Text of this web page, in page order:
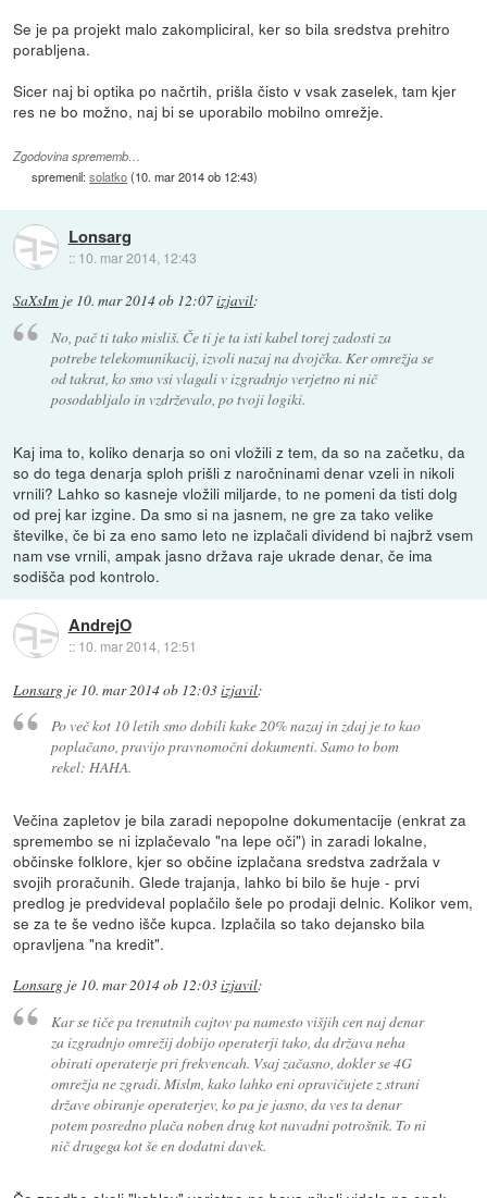
Se je pa projekt malo zakompliciral, ker so bila sredstva prehitro
porabljena.
Sicer naj bi optika po načrtih, prišla čisto v vsak zaselek, tam kjer
res ne bo možno, naj bi se uporabilo mobilno omrežje.
Zgodovina sprememb…
spremenil:solatko(10. mar 2014 ob 12:43)
Lonsarg
:: 10. mar 2014, 12:43
SaXsIm je 10. mar 2014 ob 12:07izjavil:
No, pač ti tako misliš. Če ti je ta isti kabel torej zadosti za
potrebe telekomunikacij, izvoli nazaj na dvojčka. Ker omrežja se
od takrat, ko smo vsi vlagali v izgradnjo verjetno ni nič
posodabljalo in vzdrževalo, po tvoji logiki.
Kaj ima to, koliko denarja so oni vložili z tem, da so na začetku, da
so do tega denarja sploh prišli z naročninami denar vzeli in nikoli
vrnili? Lahko so kasneje vložili miljarde, to ne pomeni da tisti dolg
od prej kar izgine. Da smo si na jasnem, ne gre za tako velike
številke, če bi za eno samo leto ne izplačali dividend bi najbrž vsem
nam vse vrnili, ampak jasno država raje ukrade denar, če ima
sodišča pod kontrolo.
AndrejO
:: 10. mar 2014, 12:51
Lonsarg je 10. mar 2014 ob 12:03izjavil:
Po več kot 10 letih smo dobili kake 20% nazaj in zdaj je to kao
poplačano, pravijo pravnomočni dokumenti. Samo to bom
rekel: HAHA.
Večina zapletov je bila zaradi nepopolne dokumentacije (enkrat za
spremembo se ni izplačevalo "na lepe oči") in zaradi lokalne,
občinske folklore, kjer so občine izplačana sredstva zadržala v
svojih proračunih. Glede trajanja, lahko bi bilo še huje - prvi
predlog je predvideval poplačilo šele po prodaji delnic. Kolikor vem,
se za te še vedno išče kupca. Izplačila so tako dejansko bila
opravljena "na kredit".
Lonsarg je 10. mar 2014 ob 12:03izjavil:
Kar se tiče pa trenutnih cajtov pa namesto višjih cen naj denar
za izgradnjo omrežij dobijo operaterji tako, da država neha
obirati operaterje pri frekvencah. Vsaj začasno, dokler se 4G
omrežja ne zgradi. Mislm, kako lahko eni opravičujete z strani
države obiranje operaterjev, ko pa je jasno, da ves ta denar
potem posredno plača noben drug kot navadni potrošnik. To ni
nič drugega kot še en dodatni davek.